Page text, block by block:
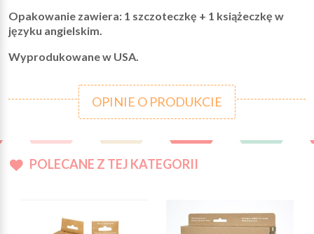
Opakowanie zawiera: 1 szczoteczkę + 1 książeczkę w
języku angielskim.
Wyprodukowane w USA.
OPINIE O PRODUKCIE
POLECANE Z TEJ KATEGORII